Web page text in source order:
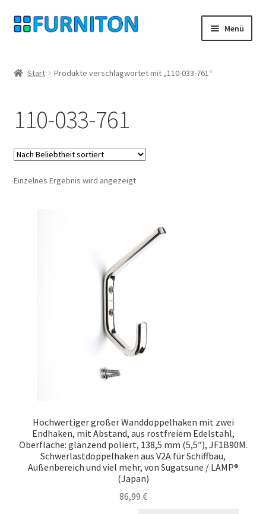
Zur
Navigation
Zum
Inhalt
Menü
Datenschutz
Widerrufsrecht
Kontakt
Start Produkte verschlagwortet mit „110-033-761“
110-033-761
Einzelnes Ergebnis wird angezeigt
Hochwertiger großer Wanddoppelhaken mit zwei
Endhaken, mit Abstand, aus rostfreiem Edelstahl,
Oberfläche: glänzend poliert, 138,5 mm (5,5″), JF1B90M.
Schwerlastdoppelhaken aus V2A für Schiffbau,
Außenbereich und viel mehr, von Sugatsune / LAMP®
(Japan)
86,99 €